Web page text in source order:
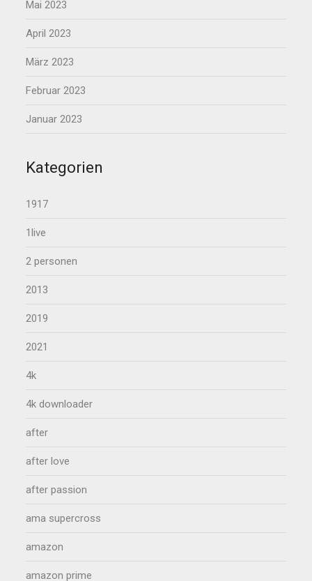
Mai 2023
April 2023
März 2023
Februar 2023
Januar 2023
Kategorien
1917
1live
2 personen
2013
2019
2021
4k
4k downloader
after
after love
after passion
ama supercross
amazon
amazon prime